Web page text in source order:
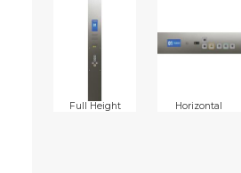
Full Height Horizontal